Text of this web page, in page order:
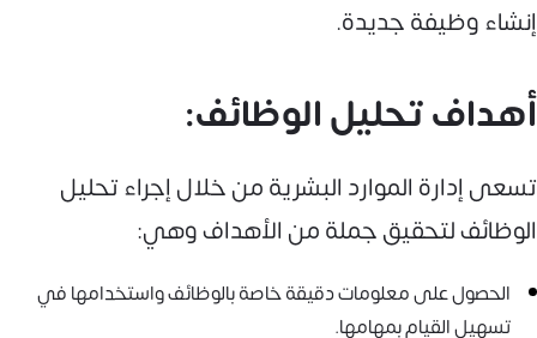
إنشاء وظيفة جديدة.
أهداف تحليل الوظائف:
تسعى إدارة الموارد البشرية من خلال إجراء تحليل
الوظائف لتحقيق جملة من الأهداف وهي:
الحصول على معلومات دقيقة خاصة بالوظائف واستخدامها في
تسهيل القيام بمهامها.